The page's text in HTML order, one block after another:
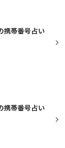
携帯番号占い
携帯番号占い